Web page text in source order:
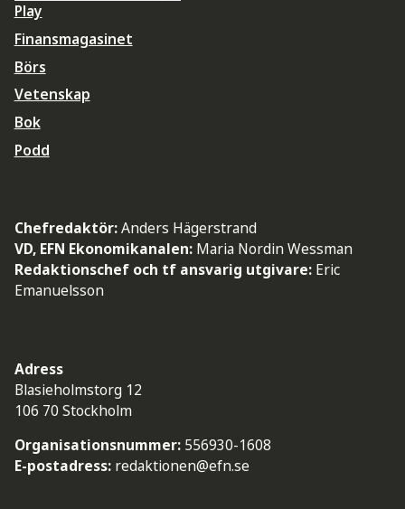
Play
Finansmagasinet
Börs
Vetenskap
Bok
Podd
Chefredaktör:Anders Hägerstrand
VD, EFN Ekonomikanalen: Maria Nordin Wessman
Redaktionschef och tf ansvarig utgivare: Eric
Emanuelsson
Adress
Blasieholmstorg 12
106 70 Stockholm
Organisationsnummer: 556930-1608
E-postadress: redaktionen@efn.se